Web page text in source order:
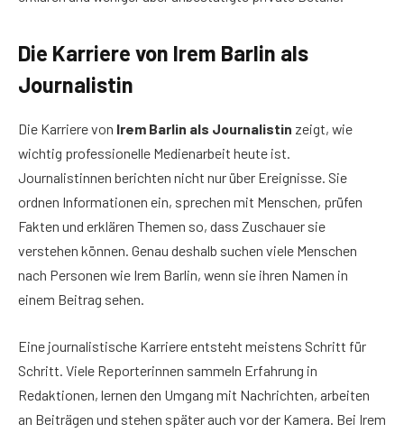
Die Karriere von Irem Barlin als
Journalistin
Die Karriere von Irem Barlin als Journalistin zeigt, wie
wichtig professionelle Medienarbeit heute ist.
Journalistinnen berichten nicht nur über Ereignisse. Sie
ordnen Informationen ein, sprechen mit Menschen, prüfen
Fakten und erklären Themen so, dass Zuschauer sie
verstehen können. Genau deshalb suchen viele Menschen
nach Personen wie Irem Barlin, wenn sie ihren Namen in
einem Beitrag sehen.
Eine journalistische Karriere entsteht meistens Schritt für
Schritt. Viele Reporterinnen sammeln Erfahrung in
Redaktionen, lernen den Umgang mit Nachrichten, arbeiten
an Beiträgen und stehen später auch vor der Kamera. Bei Irem